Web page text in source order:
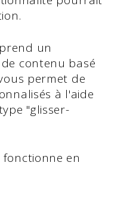
un
contenu basé
permet de
à l'aide
"glisser-
fonctionne en